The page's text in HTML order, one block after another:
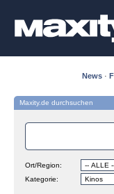
News ·
Maxity.de durchsuchen
Ort/Region:
Kategorie: